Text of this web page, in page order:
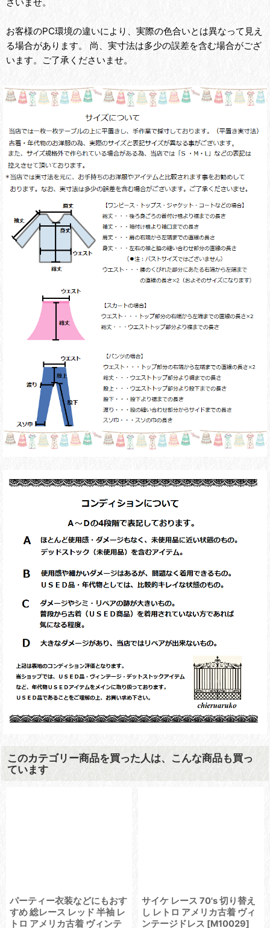
お客様のPC環境の違いにより、実際の色合いとは異なって見え
る場合があります。 尚、実寸法は多少の誤差を含む場合がござ
います。ご了承くださいませ。
このカテゴリー商品を買った人は、こんな商品も買っ
ています
パーティー衣装などにもおす
すめ 総レース レッド 半袖 レ
トロ アメリカ古着 ヴィンテ
サイケ レース 70's 切り替え
し レトロ アメリカ古着 ヴィ
ンテージドレス [M10029]